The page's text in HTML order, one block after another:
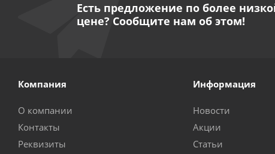
Есть предложение по более
цене? Сообщите нам об этом!
Компания
О компании
Контакты
Реквизиты
Информация
Новости
Акции
Статьи